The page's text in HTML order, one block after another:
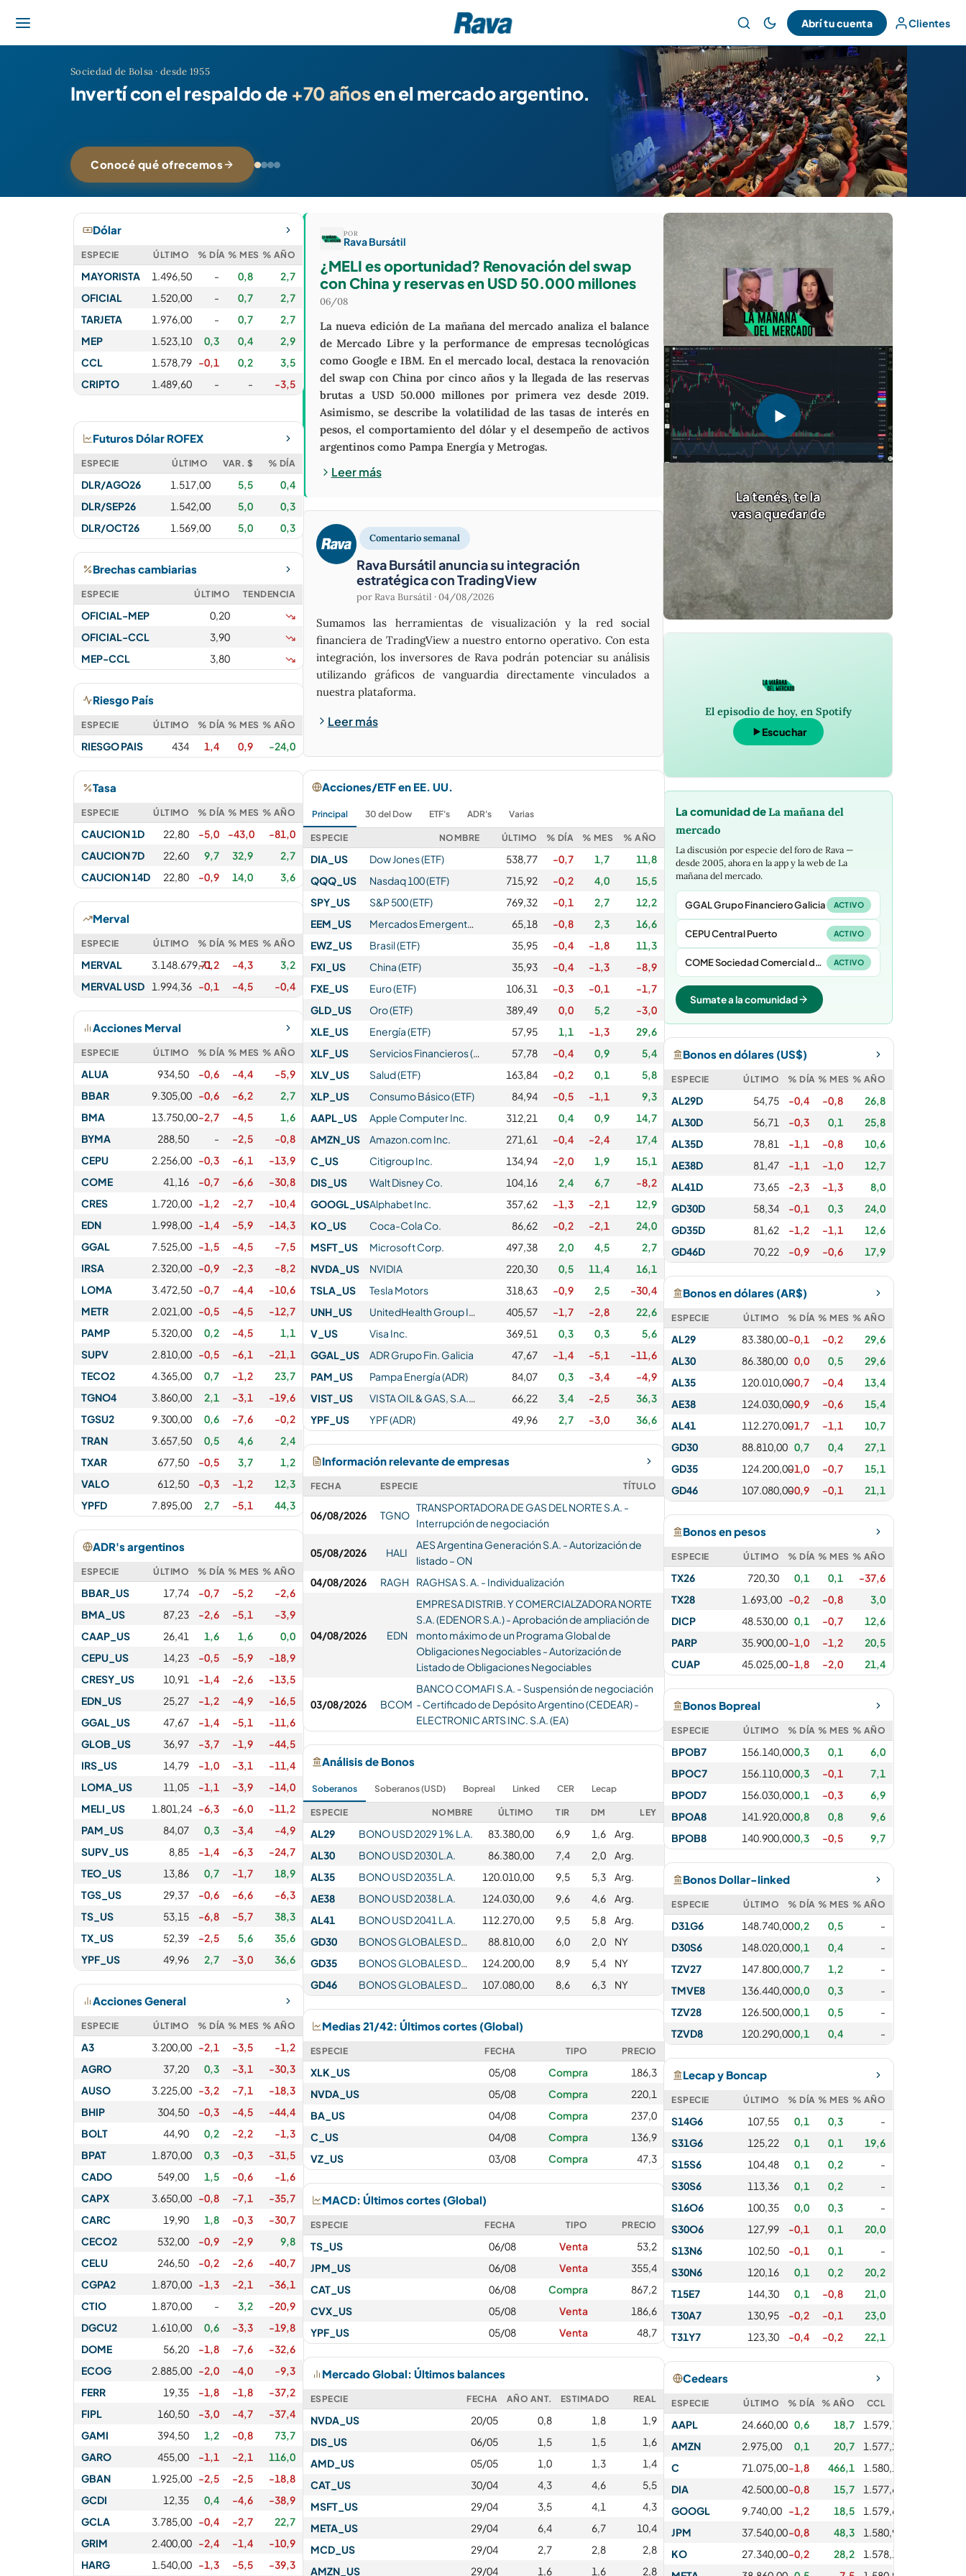
Abrí tu cuenta Clientes
Sociedad de Bolsa · desde 1955
Invertí con el respaldo de +70 añosen el mercado argentino.
Conocé qué ofrecemos
Dólar
ESPECIE ÚLTIMO % DÍA % MES % AÑO
MAYORISTA 1.496,50 - 0,8
2,7
OFICIAL
1.520,00 - 0,7
2,7
TARJETA
1.976,00 - 0,7
2,7
MEP
1.523,10 0,3 0,4
2,9
CCL
1.578,79 -0,1 0,2
3,5
CRIPTO
1.489,60 - - -3,5
Futuros Dólar ROFEX
ESPECIE ÚLTIMO VAR. $ % DÍA
DLR/AGO26 1.517,00 5,5
0,4
DLR/SEP26
1.542,00 5,0
0,3
DLR/OCT26
1.569,00 5,0 0,3
Brechas cambiarias
ESPECIE ÚLTIMO TENDENCIA
OFICIAL-MEP
0,20
OFICIAL-CCL
3,90
MEP-CCL
3,80
Riesgo País
ESPECIE ÚLTIMO % DÍA % MES % AÑO
RIESGO PAIS 434 1,4 0,9 -24,0
Tasa
ESPECIE ÚLTIMO % DÍA % MES % AÑO
CAUCION 1D 22,80 -5,0 -43,0
-81,0
CAUCION 7D
22,60 9,7 32,9
2,7
CAUCION 14D
22,80 -0,9 14,0 3,6
Merval
ESPECIE ÚLTIMO % DÍA % MES % AÑO
MERVAL 3.148.679,71
-0,2 -4,3
3,2
MERVAL USD
1.994,36 -0,1 -4,5 -0,4
Acciones Merval
ESPECIE ÚLTIMO % DÍA % MES % AÑO
ALUA 934,50 -0,6 -4,4
-5,9
BBAR
9.305,00 -0,6 -6,2
2,7
BMA
13.750,00-2,7 -4,5
1,6
BYMA
288,50 - -2,5
-0,8
CEPU
2.256,00 -0,3 -6,1
-13,9
COME
41,16 -0,7 -6,6
-30,8
CRES
1.720,00 -1,2 -2,7
-10,4
EDN
1.998,00 -1,4 -5,9
-14,3
GGAL
7.525,00 -1,5 -4,5
-7,5
IRSA
2.320,00 -0,9 -2,3
-8,2
LOMA
3.472,50 -0,7 -4,4
-10,6
METR
2.021,00 -0,5 -4,5
-12,7
PAMP
5.320,00 0,2 -4,5
1,1
SUPV
2.810,00 -0,5 -6,1
-21,1
TECO2
4.365,00 0,7 -1,2
23,7
TGNO4
3.860,00 2,1 -3,1
-19,6
TGSU2
9.300,00 0,6 -7,6
-0,2
TRAN
3.657,50 0,5 4,6
2,4
TXAR
677,50 -0,5 3,7
1,2
VALO
612,50 -0,3 -1,2
12,3
YPFD
7.895,00 2,7 -5,1 44,3
ADR's argentinos
ESPECIE ÚLTIMO % DÍA % MES % AÑO
BBAR_US 17,74 -0,7 -5,2
-2,6
BMA_US
87,23 -2,6 -5,1
-3,9
CAAP_US
26,41 1,6 1,6
0,0
CEPU_US
14,23 -0,5 -5,9
-18,9
CRESY_US
10,91 -1,4 -2,6
-13,5
EDN_US
25,27 -1,2 -4,9
-16,5
GGAL_US
47,67 -1,4 -5,1
-11,6
GLOB_US
36,97 -3,7 -1,9
-44,5
IRS_US
14,79 -1,0 -3,1
-11,4
LOMA_US
11,05 -1,1 -3,9
-14,0
MELI_US
1.801,24 -6,3 -6,0
-11,2
PAM_US
84,07 0,3 -3,4
-4,9
SUPV_US
8,85 -1,4 -6,3
-24,7
TEO_US
13,86 0,7 -1,7
18,9
TGS_US
29,37 -0,6 -6,6
-6,3
TS_US
53,15 -6,8 -5,7
38,3
TX_US
52,39 -2,5 5,6
35,6
YPF_US
49,96 2,7 -3,0 36,6
Acciones General
ESPECIE ÚLTIMO % DÍA % MES % AÑO
A3 3.200,00 -2,1 -3,5
-1,2
AGRO
37,20 0,3 -3,1
-30,3
AUSO
3.225,00 -3,2 -7,1
-18,3
BHIP
304,50 -0,3 -4,5
-44,4
BOLT
44,90 0,2 -2,2
-1,3
BPAT
1.870,00 0,3 -0,3
-31,5
CADO
549,00 1,5 -0,6
-1,6
CAPX
3.650,00 -0,8 -7,1
-35,7
CARC
19,90 1,8 -0,3
-30,7
CECO2
532,00 -0,9 -2,9
9,8
CELU
246,50 -0,2 -2,6
-40,7
CGPA2
1.870,00 -1,3 -2,1
-36,1
CTIO
1.870,00 - 3,2
-20,9
DGCU2
1.610,00 0,6 -3,3
-19,8
DOME
56,20 -1,8 -7,6
-32,6
ECOG
2.885,00 -2,0 -4,0
-9,3
FERR
19,35 -1,8 -1,8
-37,2
FIPL
160,50 -3,0 -4,7
-37,4
GAMI
394,50 1,2 -0,8
73,7
GARO
455,00 -1,1 -2,1
116,0
GBAN
1.925,00 -2,5 -2,5
-18,8
GCDI
12,35 0,4 -4,6
-38,9
GCLA
3.785,00 -0,4 -2,7
22,7
GRIM
2.400,00 -2,4 -1,4
-10,9
HARG
1.540,00 -1,3 -5,5 -39,3
POR
Rava Bursátil
¿MELI es oportunidad? Renovación del swap
con China y reservas en USD 50.000 millones
06/08
La nueva edición de La mañana del mercado analiza el balance
de Mercado Libre y la performance de empresas tecnológicas
como Google e IBM. En el mercado local, destaca la renovación
del swap con China por cinco años y la llegada de las reservas
brutas a USD 50.000 millones por primera vez desde 2019.
Asimismo, se describe la volatilidad de las tasas de interés en
pesos, el comportamiento del dólar y el desempeño de activos
argentinos como Pampa Energía y Metrogas.
Leer más
Comentario semanal
Rava Bursátil anuncia su integración
estratégica con TradingView
por Rava Bursátil ·04/08/2026
Sumamos las herramientas de visualización y la red social
financiera de TradingView a nuestro entorno operativo. Con esta
integración, los inversores de Rava podrán potenciar su análisis
utilizando gráficos de vanguardia directamente vinculados a
nuestra plataforma.
Leer más
Acciones/ETF en EE. UU.
Principal 30 del Dow ETF's ADR's Varias
ESPECIE NOMBRE ÚLTIMO % DÍA % MES % AÑO
DIA_US Dow Jones (ETF) 538,77 -0,7 1,7
11,8
QQQ_US
Nasdaq 100 (ETF) 715,92 -0,2 4,0
15,5
SPY_US
S&P 500 (ETF) 769,32 -0,1 2,7
12,2
EEM_US
Mercados Emergentes (ETF) 65,18 -0,8 2,3
16,6
EWZ_US
Brasil (ETF) 35,95 -0,4 -1,8
11,3
FXI_US
China (ETF) 35,93 -0,4 -1,3
-8,9
FXE_US
Euro (ETF) 106,31 -0,3 -0,1
-1,7
GLD_US
Oro (ETF) 389,49 0,0 5,2
-3,0
XLE_US
Energía (ETF) 57,95 1,1 -1,3
29,6
XLF_US
Servicios Financieros (ETF) 57,78 -0,4 0,9
5,4
XLV_US
Salud (ETF) 163,84 -0,2 0,1
5,8
XLP_US
Consumo Básico (ETF) 84,94 -0,5 -1,1
9,3
AAPL_US
Apple Computer Inc. 312,21 0,4 0,9
14,7
AMZN_US
Amazon.com Inc. 271,61 -0,4 -2,4
17,4
C_US
Citigroup Inc. 134,94 -2,0 1,9
15,1
DIS_US
Walt Disney Co. 104,16 2,4 6,7
-8,2
GOOGL_USAlphabet Inc. 357,62 -1,3 -2,1
12,9
KO_US
Coca-Cola Co. 86,62 -0,2 -2,1
24,0
MSFT_US
Microsoft Corp. 497,38 2,0 4,5
2,7
NVDA_US
NVIDIA 220,30 0,5 11,4
16,1
TSLA_US
Tesla Motors 318,63 -0,9 2,5
-30,4
UNH_US
UnitedHealth Group Incorporated 405,57 -1,7 -2,8
22,6
V_US
Visa Inc. 369,51 0,3 0,3
5,6
GGAL_US
ADR Grupo Fin. Galicia 47,67 -1,4 -5,1
-11,6
PAM_US
Pampa Energía (ADR) 84,07 0,3 -3,4
-4,9
VIST_US
VISTA OIL & GAS, S.A.B. DE C.V. 66,22 3,4 -2,5
36,3
YPF_US
YPF (ADR) 49,96 2,7 -3,0 36,6
Información relevante de empresas
FECHA ESPECIE TÍTULO
06/08/2026 TGNO
TRANSPORTADORA DE GAS DEL NORTE S.A. -
Interrupción de negociación
05/08/2026 HALI
AES Argentina Generación S.A. - Autorización de
listado – ON
04/08/2026
RAGH RAGHSA S. A. - Individualización
04/08/2026 EDN
EMPRESA DISTRIB. Y COMERCIALZADORA NORTE
S.A. (EDENOR S.A.) - Aprobación de ampliación de
monto máximo de un Programa Global de
Obligaciones Negociables - Autorización de
Listado de Obligaciones Negociables
03/08/2026 BCOM
BANCO COMAFI S.A. - Suspensión de negociación
- Certificado de Depósito Argentino (CEDEAR) -
ELECTRONIC ARTS INC. S.A. (EA)
Análisis de Bonos
Soberanos Soberanos (USD) Bopreal Linked CER Lecap
ESPECIE NOMBRE ÚLTIMO TIR DM LEY
AL29 BONO USD 2029 1% L.A. 83.380,00 6,9 1,6
Arg.
AL30
BONO USD 2030 L.A. 86.380,00 7,4 2,0
Arg.
AL35
BONO USD 2035 L.A. 120.010,00 9,5 5,3
Arg.
AE38
BONO USD 2038 L.A. 124.030,00 9,6 4,6
Arg.
AL41
BONO USD 2041 L.A. 112.270,00 9,5 5,8
Arg.
GD30
BONOS GLOBALES DE LA REP. ARG. 2030 88.810,00 6,0 2,0
NY
GD35
BONOS GLOBALES DE LA REP. ARG. L.E. 2035 124.200,00 8,9 5,4
NY
GD46
BONOS GLOBALES DE LA REP. ARG. L.E. 2046 107.080,00 8,6 6,3 NY
Medias 21/42: Últimos cortes (Global)
ESPECIE FECHA TIPO PRECIO
XLK_US 05/08 Compra
186,3
NVDA_US
05/08 Compra
220,1
BA_US
04/08 Compra
237,0
C_US
04/08 Compra
136,9
VZ_US
03/08 Compra 47,3
MACD: Últimos cortes (Global)
ESPECIE FECHA TIPO PRECIO
TS_US 06/08 Venta
53,2
JPM_US
06/08 Venta
355,4
CAT_US
06/08 Compra
867,2
CVX_US
05/08 Venta
186,6
YPF_US
05/08 Venta 48,7
Mercado Global: Últimos balances
ESPECIE FECHA AÑO ANT. ESTIMADO REAL
NVDA_US 20/05 0,8 1,8
1,9
DIS_US
06/05 1,5 1,5
1,6
AMD_US
05/05 1,0 1,3
1,4
CAT_US
30/04 4,3 4,6
5,5
MSFT_US
29/04 3,5 4,1
4,3
META_US
29/04 6,4 6,7
10,4
MCD_US
29/04 2,7 2,8
2,8
AMZN_US
29/04 1,6 1,6 2,8
El episodio de hoy, en Spotify
Escuchar
La comunidad deLa mañana del
mercado
La discusión por especie del foro de Rava —
desde 2005, ahora en la app y la web deLa
mañana del mercado.
GGAL Grupo Financiero Galicia ACTIVO
CEPU Central Puerto ACTIVO
COME Sociedad Comercial del Plata ACTIVO
Sumate a la comunidad
Bonos en dólares (US$)
ESPECIE ÚLTIMO % DÍA % MES % AÑO
AL29D 54,75 -0,4 -0,8
26,8
AL30D
56,71 -0,3 0,1
25,8
AL35D
78,81 -1,1 -0,8
10,6
AE38D
81,47 -1,1 -1,0
12,7
AL41D
73,65 -2,3 -1,3
8,0
GD30D
58,34 -0,1 0,3
24,0
GD35D
81,62 -1,2 -1,1
12,6
GD46D
70,22 -0,9 -0,6 17,9
Bonos en dólares (AR$)
ESPECIE ÚLTIMO % DÍA % MES % AÑO
AL29 83.380,00-0,1 -0,2
29,6
AL30
86.380,00 0,0 0,5
29,6
AL35
120.010,00-0,7 -0,4
13,4
AE38
124.030,00-0,9 -0,6
15,4
AL41
112.270,00-1,7 -1,1
10,7
GD30
88.810,00 0,7 0,4
27,1
GD35
124.200,00-1,0 -0,7
15,1
GD46
107.080,00-0,9 -0,1 21,1
Bonos en pesos
ESPECIE ÚLTIMO % DÍA % MES % AÑO
TX26 720,30 0,1 0,1
-37,6
TX28
1.693,00 -0,2 -0,8
3,0
DICP
48.530,00 0,1 -0,7
12,6
PARP
35.900,00-1,0 -1,2
20,5
CUAP
45.025,00-1,8 -2,0 21,4
Bonos Bopreal
ESPECIE ÚLTIMO % DÍA % MES % AÑO
BPOB7 156.140,000,3 0,1
6,0
BPOC7
156.110,000,3 -0,1
7,1
BPOD7
156.030,000,1 -0,3
6,9
BPOA8
141.920,000,8 0,8
9,6
BPOB8
140.900,000,3 -0,5 9,7
Bonos Dollar-linked
ESPECIE ÚLTIMO % DÍA % MES % AÑO
D31G6 148.740,000,2 0,5
-
D30S6
148.020,000,1 0,4
-
TZV27
147.800,000,7 1,2
-
TMVE8
136.440,000,0 0,3
-
TZV28
126.500,000,1 0,5
-
TZVD8
120.290,000,1 0,4 -
Lecap y Boncap
ESPECIE ÚLTIMO % DÍA % MES % AÑO
S14G6 107,55 0,1 0,3
-
S31G6
125,22 0,1 0,1
19,6
S15S6
104,48 0,1 0,2
-
S30S6
113,36 0,1 0,2
-
S16O6
100,35 0,0 0,3
-
S30O6
127,99 -0,1 0,1
20,0
S13N6
102,50 -0,1 0,1
-
S30N6
120,16 0,1 0,2
20,2
T15E7
144,30 0,1 -0,8
21,0
T30A7
130,95 -0,2 -0,1
23,0
T31Y7
123,30 -0,4 -0,2 22,1
Cedears
ESPECIE ÚLTIMO % DÍA % AÑO CCL
AAPL 24.660,00 0,6 18,7
1.579,71
AMZN
2.975,00 0,1 20,7
1.577,26
C
71.075,00-1,8 466,1
1.580,15
DIA
42.500,00-0,8 15,7
1.577,67
GOOGL
9.740,00 -1,2 18,5
1.579,67
JPM
37.540,00-0,8 48,3
1.580,90
KO
27.340,00-0,2 28,2
1.578,16